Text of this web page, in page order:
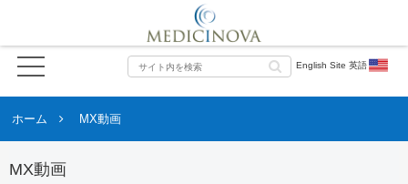
English Site 英語
ホーム MX動画
MX動画